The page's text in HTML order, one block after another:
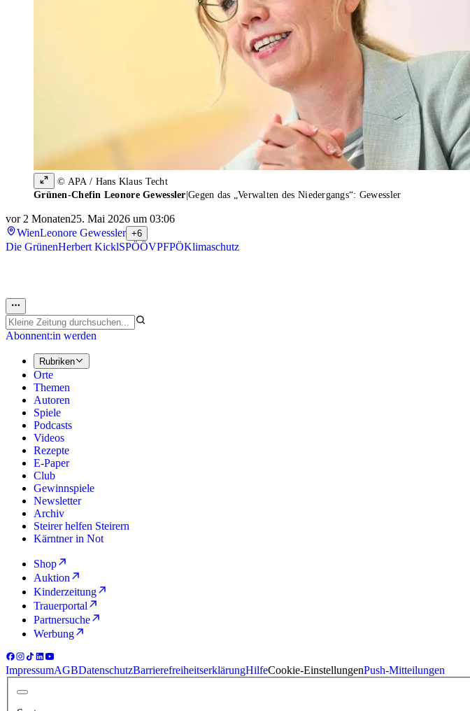
© APA / Hans Klaus Techt
Grünen-Chefin Leonore Gewessler Gegen das „Verwalten des Niedergangs“: Gewessler
vor 2 Monaten25. Mai 2026 um 03:06
WienLeonore Gewessler +6
Die GrünenHerbert KicklSPÖÖVPFPÖKlimaschutz
Abonnent:in werden
Rubriken
Orte
Themen
Autoren
Spiele
Podcasts
Videos
Rezepte
E-Paper
Club
Gewinnspiele
Newsletter
Archiv
Steirer helfen Steirern
Kärntner in Not
Shop
Auktion
Kinderzeitung
Trauerportal
Partnersuche
Werbung
ImpressumAGBDatenschutzBarrierefreiheitserklärungHilfeCookie-EinstellungenPush-Mitteilungen